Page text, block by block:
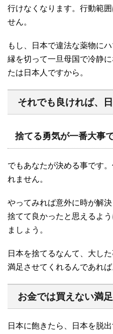
行けなくなります。行動範
せん。
もし、日本で違法な薬物に
縁を切って一旦母国で冷静
たは日本人ですから。
それでも良ければ、
捨てる勇気が一番大事で
でもあなたが決める事です
れません。
やってみれば意外に時が解
捨てて良かったと思えるよ
ましょう。
日本を捨てるなんて、大し
満足させてくれるんであれば
お金では買えない満
日本に飽きたら、日本を脱